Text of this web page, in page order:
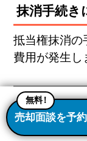
抹消手続き
抵当権抹消の
費用が発生し
登録免許税
司法書士報
無料！
売却面談を予